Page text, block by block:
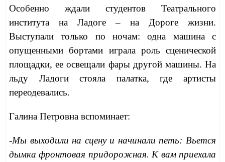
Особенно ждали студентов Театрального
института на Ладоге – на Дороге жизни.
Выступали только по ночам: одна машина с
опущенными бортами играла роль сценической
площадки, ее освещали фары другой машины. На
льду Ладоги стояла палатка, где артисты
переодевались.
Галина Петровна вспоминает:
-Мы выходили на сцену и начинали петь: Вьется
дымка фронтовая придорожная. К вам приехала